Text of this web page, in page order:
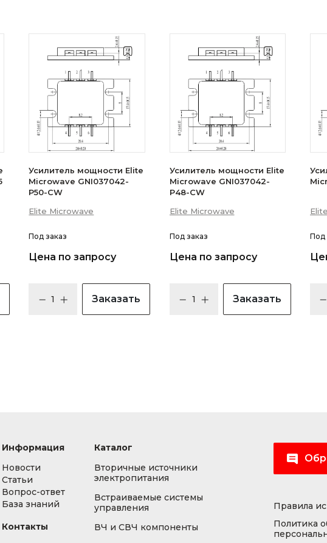
Усилитель мощности Elite
Microwave GNI037042-
P50-CW
Elite Microwave
Под заказ
Цена по запросу
Заказать
Усилитель мощности Elite
Microwave GNI037042-
P48-CW
Elite Microwave
Под заказ
Цена по запросу
Заказать
Под
Информация
Новости
Статьи
Вопрос-ответ
База знаний
Контакты
Каталог
Вторичные источники
электропитания
Встраиваемые системы
управления
ВЧ и СВЧ компоненты
Правила
Политика